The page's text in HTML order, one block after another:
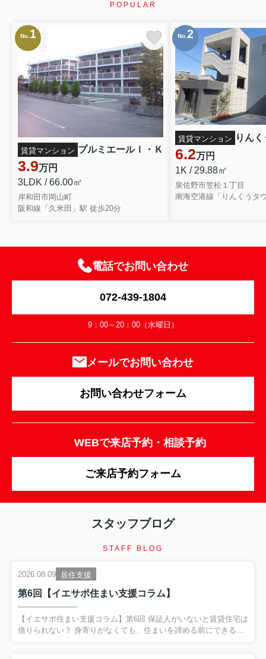
POPULAR
No. 1
賃貸マンション プルミエールＩ・Ｋ
3.9万円
3LDK / 66.00㎡
岸和田市岡山町
阪和線「久米田」駅 徒歩20分
No. 2
賃貸マンション りん
6.2万円
1K / 29.88㎡
泉佐野市笠松１丁目
南海空港線「りんくうタ
電話でお問い合わせ
072-439-1804
9：00～20：00（水曜日）
メールでお問い合わせ
お問い合わせフォーム
WEBで来店予約・相談予約
ご来店予約フォーム
スタッフブログ
STAFF BLOG
2026.08.09 居住支援
第6回【イエサポ住まい支援コラム】
【イエサポ住まい支援コラム】第6回 保証人がいないと賃貸住宅は
借りられない？ 身寄りがなくても、住まいを諦める前にできるこ